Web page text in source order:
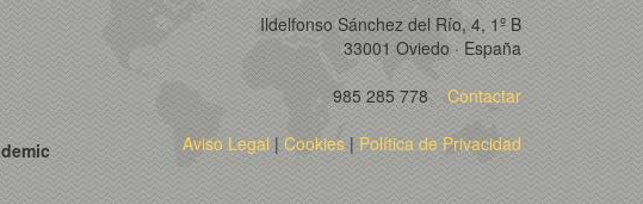
Ildelfonso Sánchez del Río, 4, 1º B
33001 Oviedo · España
985 285 778 Contactar
Aviso Legal | Cookies | Política de Privacidad